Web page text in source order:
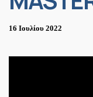
16 Ιουλίου 2022